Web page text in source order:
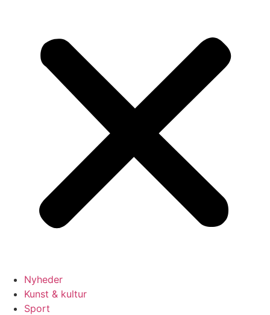
Nyheder
Kunst & kultur
Sport